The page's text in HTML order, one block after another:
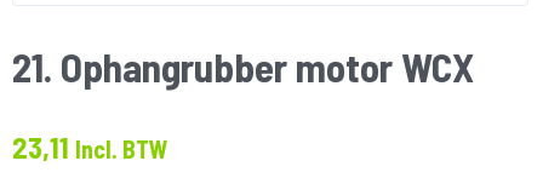
21. Ophangrubber motor WCX
23,11 Incl. BTW